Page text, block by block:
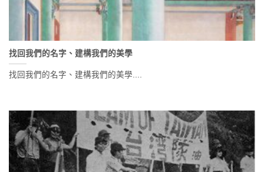
找回我們的名字、建構我們的美學
找回我們的名字、建構我們的美學....